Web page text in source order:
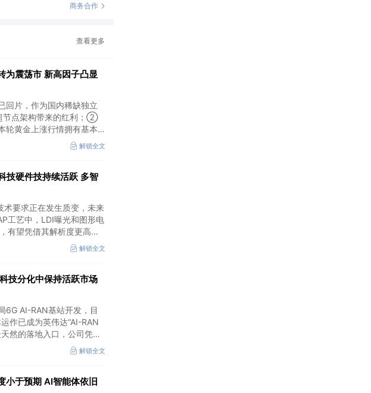
商务合作
查看更多
为震荡市 新高因子凸显
片，作为国内稀缺独立
节点架构带来的红利；②
轮黄金上涨行情拥有基本
美元迈进”。
解锁全文
技硬件技持续活跃 多智
要求正在发生质变，未来
工艺中，LDI曝光和图形电
有望凭借其解析度更高的
解锁全文
技分化中保持活跃市场
AI-RAN基站开发，目
作已成为英伟达“AI-RAN
然的落地入口，公司凭借
软件龙头进化为企业智能体
动，该公司剥离亏损资
解锁全文
小于预期 AI智能体依旧